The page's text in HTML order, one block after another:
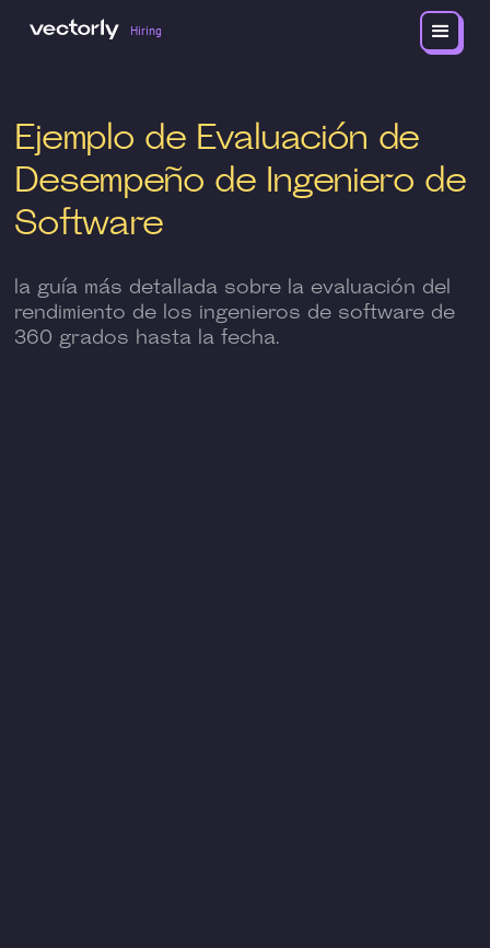
Hiring
Ejemplo de Evaluación de
Desempeño de Ingeniero de
Software
la guía más detallada sobre la evaluación del
rendimiento de los ingenieros de software de
360 grados hasta la fecha.